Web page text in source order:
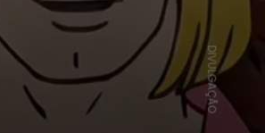
DIVULGAÇÃO